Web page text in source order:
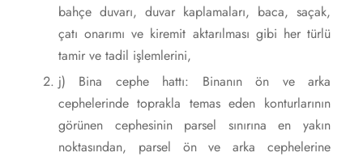
bahçe duvarı, duvar kaplamaları, baca, saçak,
çatı onarımı ve kiremit aktarılması gibi her türlü
tamir ve tadil işlemlerini,
j) Bina cephe hattı: Binanın ön ve arka
cephelerinde toprakla temas eden konturlarının
görünen cephesinin parsel sınırına en yakın
noktasından, parsel ön ve arka cephelerine